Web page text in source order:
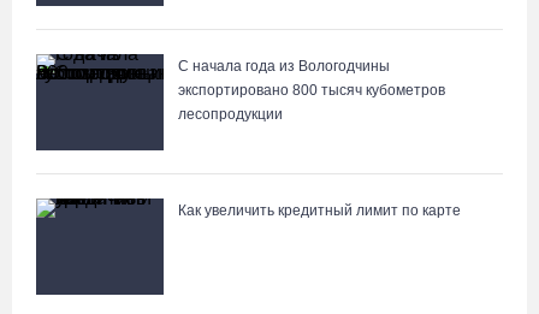
С начала года из Вологодчины
экспортировано 800 тысяч кубометров
лесопродукции
Как увеличить кредитный лимит по карте